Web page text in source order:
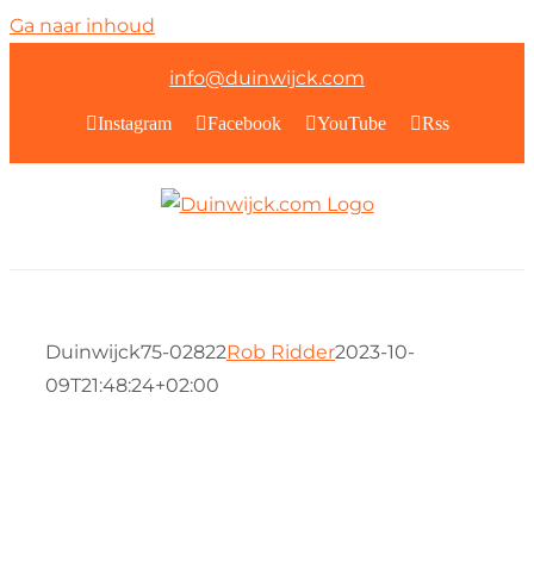
Ga naar inhoud
info@duinwijck.com
Instagram Facebook YouTube Rss
Duinwijck75-02822Rob Ridder2023-10-
09T21:48:24+02:00